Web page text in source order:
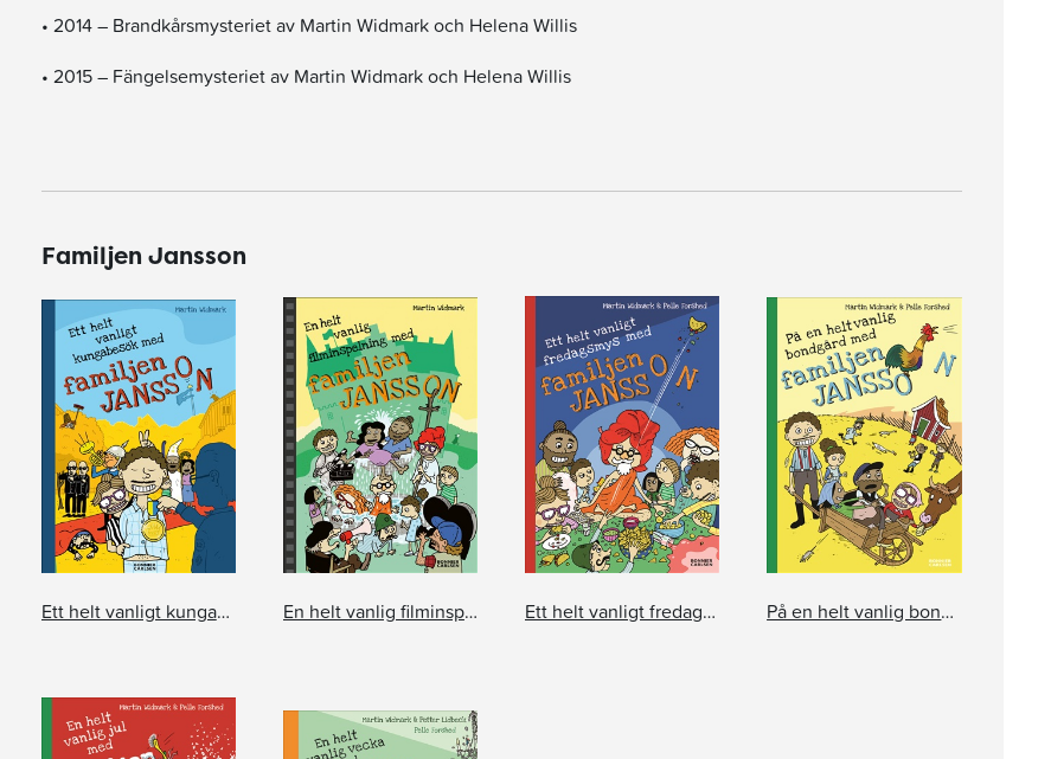
• 2014 – Brandkårsmysteriet av Martin Widmark och Helena Willis
• 2015 – Fängelsemysteriet av Martin Widmark och Helena Willis
Familjen Jansson
Ett helt vanligt kungabesök med familjen Jansson En helt vanlig filminspelning med familjen Jansson Ett helt vanligt fredagsmys med familjen Jansson På en helt vanlig bondgård med familjen Jansson